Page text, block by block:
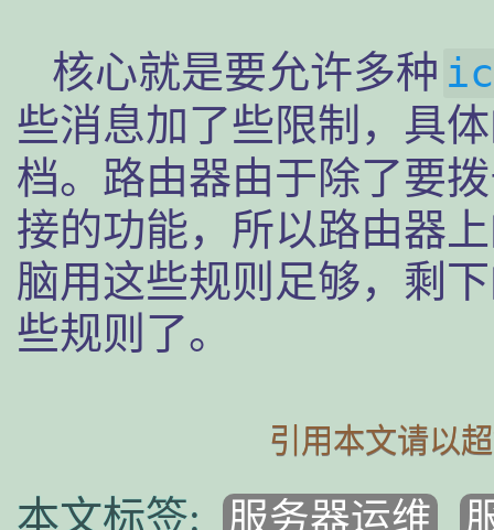
核心就是要允许多种
些消息加了些限制，具
档。路由器由于除了要
接的功能，所以路由器
脑用这些规则足够，剩
些规则了。
引用本文请以
服务器运维